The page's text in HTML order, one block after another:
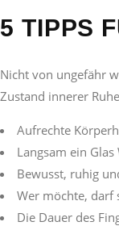
5 TIPPS
Nicht von ungefähr
Zustand innerer
Aufrechte
Langsam ein
Bewusst, ruhig
Wer möchte, darf
Die Dauer des